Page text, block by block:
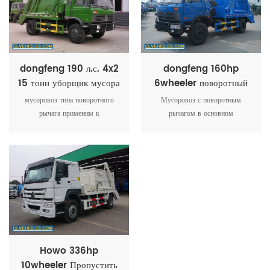
местах.
dongfeng 190 л.с. 4x2
15 тонн уборщик мусора
мусоровоз типа поворотного
рычага применим к
саморазгрузки, гидравлическим
приводом, мусорное ведро
может подниматься само.
dongfeng 160hp
6wheeler поворотный
кронштейн мусоровоз
Мусоровоз с поворотным
рычагом в основном
Howo 336hp
10wheeler Пропустить